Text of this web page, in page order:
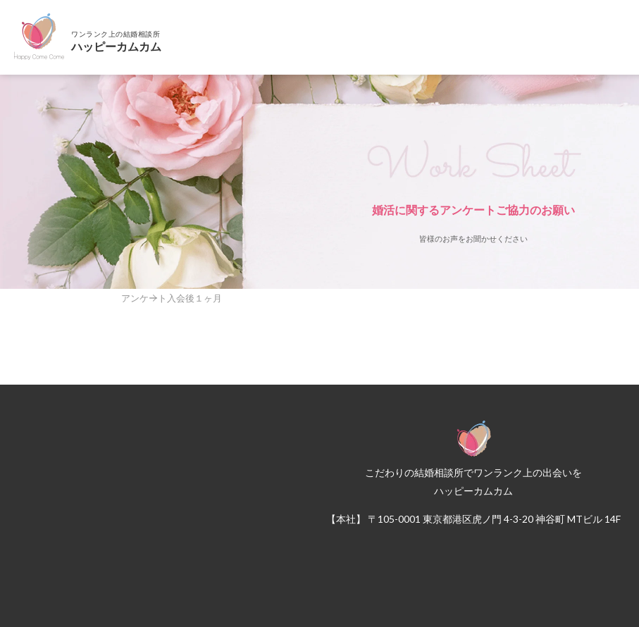
婚活に関するアンケートご協力のお願い
皆様のお声をお聞かせください
アンケート 入会後１ヶ月
こだわりの結婚相談所でワンランク上の出会いを
ハッピーカムカム
【本社】 〒105-0001 東京都港区虎ノ門 4-3-20 神谷町 MTビル 14F